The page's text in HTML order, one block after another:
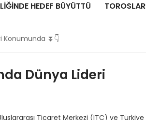
HEDEF BÜYÜTTÜ
Konumunda ⏬👇
Dünya Lideri
Ticaret Merkezi (ITC) ve Türkiye